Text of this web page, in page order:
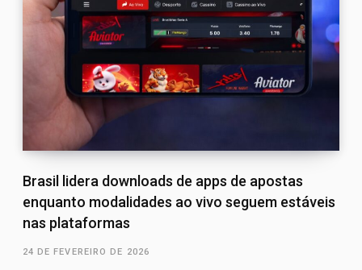
Brasil lidera downloads de apps de apostas
enquanto modalidades ao vivo seguem estáveis
nas plataformas
24 DE FEVEREIRO DE 2026